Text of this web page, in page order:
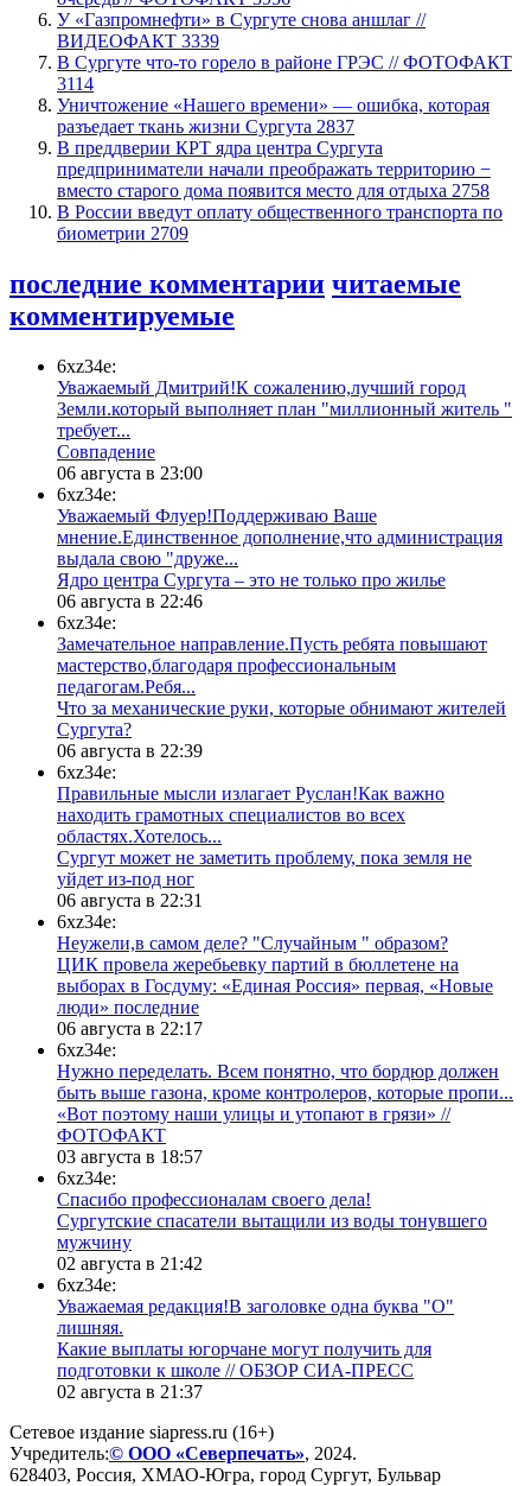
У «Газпромнефти» в Сургуте снова аншлаг //
ВИДЕОФАКТ 3339
​В Сургуте что-то горело в районе ГРЭС // ФОТОФАКТ
3114
​Уничтожение «Нашего времени» — ошибка, которая
разъедает ткань жизни Сургута 2837
​В преддверии КРТ ядра центра Сургута
предприниматели начали преображать территорию −
вместо старого дома появится место для отдыха 2758
В России введут оплату общественного транспорта по
биометрии 2709
последние комментарии читаемые
комментируемые
6xz34e:
Уважаемый Дмитрий!К сожалению,лучший город
Земли.который выполняет план "миллионный житель "
требует...
​Совпадение
06 августа в 23:00
6xz34e:
Уважаемый Флуер!Поддерживаю Ваше
мнение.Единственное дополнение,что администрация
выдала свою "друже...
​Ядро центра Сургута ‒ это не только про жилье
06 августа в 22:46
6xz34e:
Замечательное направление.Пусть ребята повышают
мастерство,благодаря профессиональным
педагогам.Ребя...
​Что за механические руки, которые обнимают жителей
Сургута?
06 августа в 22:39
6xz34e:
Правильные мысли излагает Руслан!Как важно
находить грамотных специалистов во всех
областях.Хотелось...
Сургут может не заметить проблему, пока земля не
уйдет из-под ног
06 августа в 22:31
6xz34e:
Неужели,в самом деле? "Случайным " образом?
ЦИК провела жеребьевку партий в бюллетене на
выборах в Госдуму: «Единая Россия» первая, «Новые
люди» последние
06 августа в 22:17
6xz34e:
Нужно переделать. Всем понятно, что бордюр должен
быть выше газона, кроме контролеров, которые пропи...
«Вот поэтому наши улицы и утопают в грязи» //
ФОТОФАКТ
03 августа в 18:57
6xz34e:
Спасибо профессионалам своего дела!
Сургутские спасатели вытащили из воды тонувшего
мужчину
02 августа в 21:42
6xz34e:
Уважаемая редакция!В заголовке одна буква "О"
лишняя.
Какие выплаты югорчане могут получить для
подготовки к школе // ОБЗОР СИА-ПРЕСС
02 августа в 21:37
Сетевое издание siapress.ru (16+)
Учредитель:© ООО «Северпечать», 2024.
628403, Россия, ХМАО-Югра, город Сургут, Бульвар